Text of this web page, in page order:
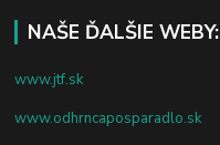
NAŠE ĎALŠIE WEBY:
www.jtf.sk
www.odhrncaposparadlo.sk